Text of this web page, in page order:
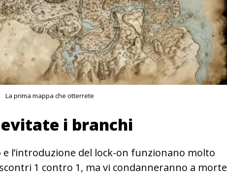
La prima mappa che otterrete
i branchi
l’introduzione del lock-on funzionano molto
1 contro 1, ma vi condanneranno a morte